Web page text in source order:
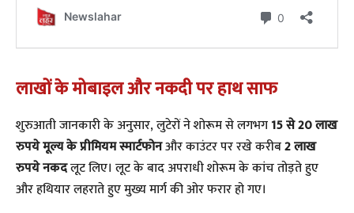
लाखों के मोबाइल और नकदी पर हाथ साफ
​शुरुआती जानकारी के अनुसार, लुटेरों ने शोरूम से लगभग15 से 20 लाख
रुपये मूल्य के प्रीमियम स्मार्टफोनऔर काउंटर पर रखे करीब2 लाख
रुपये नकदलूट लिए। लूट के बाद अपराधी शोरूम के कांच तोड़ते हुए
और हथियार लहराते हुए मुख्य मार्ग की ओर फरार हो गए।